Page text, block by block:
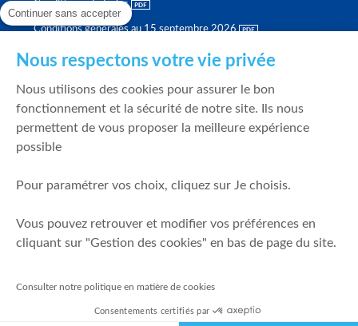
Conditions générales
Conditions générales au 15 septembre 2026
Politique de meilleure sélection
Politique de durabilité
Fonds de garantie des dépôts et de résolution
Mentions légales
Prévention de la fraude
Politique de gestion des conflits d'intérêts
Continuer sans accepter
Nous respectons votre vie privée
Nous utilisons des cookies pour assurer le bon
fonctionnement et la sécurité de notre site. Ils nous
permettent de vous proposer la meilleure expérience
possible
Pour paramétrer vos choix, cliquez sur Je choisis.
Vous pouvez retrouver et modifier vos préférences en
cliquant sur "Gestion des cookies" en bas de page du site.
Consulter notre politique en matière de cookies
Consentements certifiés par